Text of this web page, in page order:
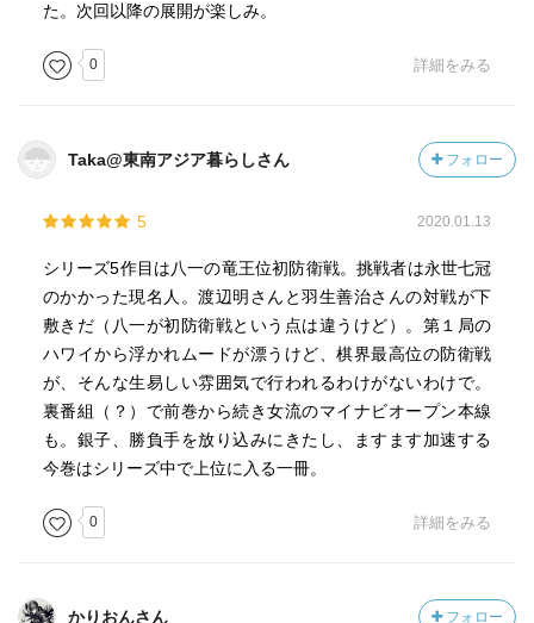
た。次回以降の展開が楽しみ。
0 詳細をみる
Taka@東南アジア暮らしさん フォロー
5 2020.01.13
シリーズ5作目は八一の竜王位初防衛戦。挑戦者は永世七冠
のかかった現名人。渡辺明さんと羽生善治さんの対戦が下
敷きだ（八一が初防衛戦という点は違うけど）。第１局の
ハワイから浮かれムードが漂うけど、棋界最高位の防衛戦
が、そんな生易しい雰囲気で行われるわけがないわけで。
裏番組（？）で前巻から続き女流のマイナビオープン本線
も。銀子、勝負手を放り込みにきたし、ますます加速する
今巻はシリーズ中で上位に入る一冊。
0 詳細をみる
かりおんさん フォロー